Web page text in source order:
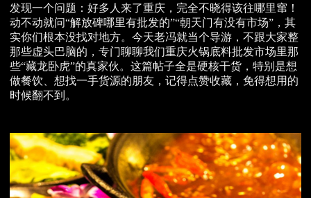
发现一个问题：好多人来了重庆，完全不晓得该往哪里窜！
动不动就问“解放碑哪里有批发的”“朝天门有没有市场”，其
实你们根本没找对地方。今天老冯就当个导游，不跟大家整
那些虚头巴脑的，专门聊聊我们重庆火锅底料批发市场里那
些“藏龙卧虎”的真家伙。这篇帖子全是硬核干货，特别是想
做餐饮、想找一手货源的朋友，记得点赞收藏，免得想用的
时候翻不到。